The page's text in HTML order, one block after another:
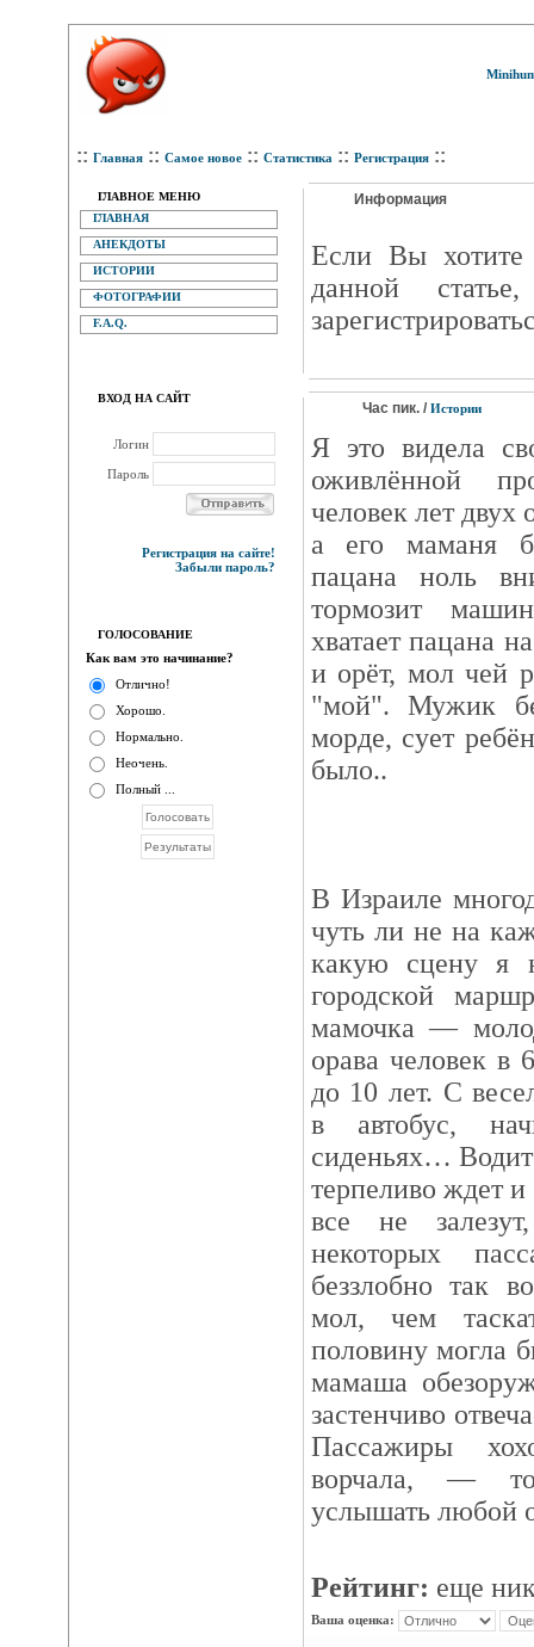
:: Главная :: Самое новое :: Статистика :: Регистрация ::
ГЛАВНОЕ МЕНЮ
ГЛАВНАЯ
АНЕКДОТЫ
ИСТОРИИ
ФОТОГРАФИИ
F.A.Q.
ВХОД НА САЙТ
Логин
Пароль
Регистрация на сайте!
Забыли пароль?
ГОЛОСОВАНИЕ
Как вам это начинание?
Отлично!
Хорошо.
Нормально.
Неочень.
Полный ...
Информация
Eсли Вы хотите
данной
Час пик. / Истории
Я это видела
оживлённой
человек лет двух
а его маманя
пацана ноль
тормозит
хватает пацана
и орёт, мол чей
"мой". Мужик
морде, сует
было..
В Израиле
чуть ли не на
какую сцену я
городской
мамочка —
орава человек в
до 10 лет. С
в автобус,
сиденьях…
терпеливо ждет и
все не
некоторых
беззлобно так
мол, чем
половину могла
мамаша
застенчиво
Пассажиры
ворчала, —
услышать любой
Рейтинг: еще
Ваша оценка: